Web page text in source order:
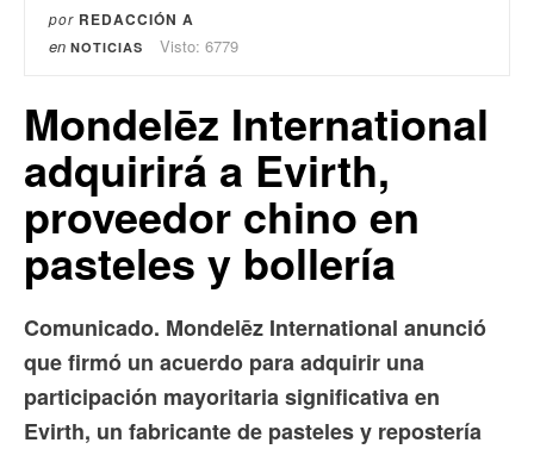
por REDACCIÓN A
en NOTICIAS Visto: 6779
Mondelēz International
adquirirá a Evirth,
proveedor chino en
pasteles y bollería
Comunicado. Mondelēz International anunció
que firmó un acuerdo para adquirir una
participación mayoritaria significativa en
Evirth, un fabricante de pasteles y repostería